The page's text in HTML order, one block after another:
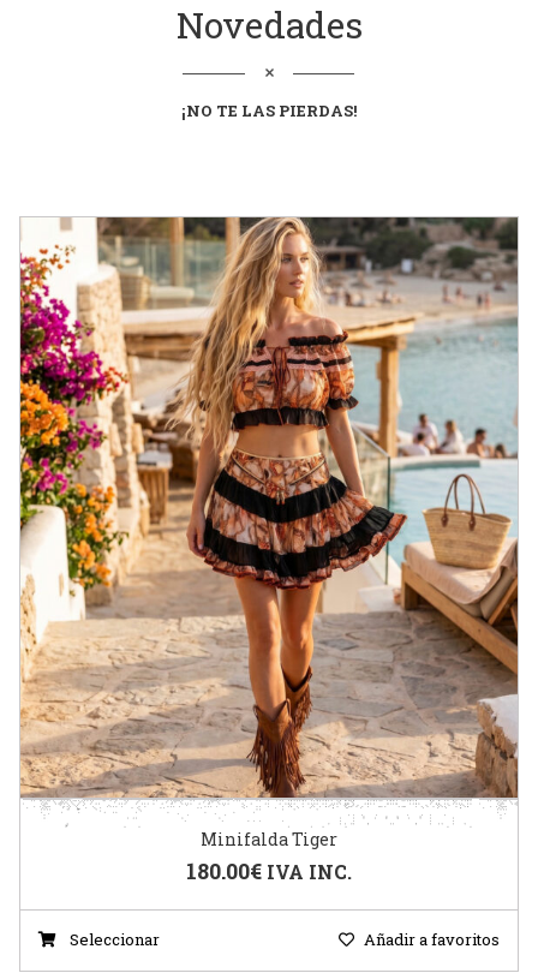
Novedades
¡NO TE LAS PIERDAS!
Minifalda Tiger
180.00€ IVA INC.
Seleccionar Añadir a favoritos